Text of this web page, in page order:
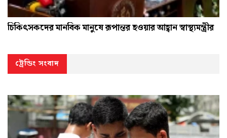
চিকিৎসকদের মানবিক মানুষে রূপান্তর হওয়ার আহ্বান স্বাস্থ্যমন্ত্রীর
ট্রেন্ডিং সংবাদ